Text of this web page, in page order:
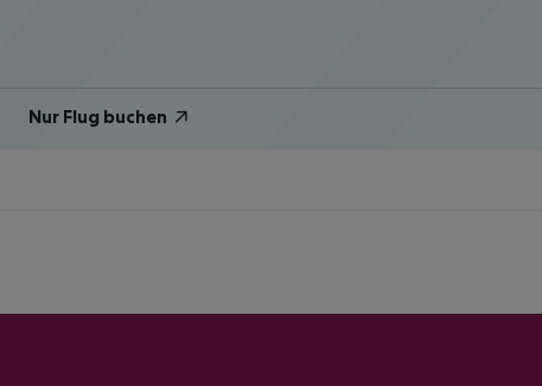
Nur Flug buchen